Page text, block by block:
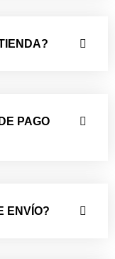
PAGO
ENVÍO?